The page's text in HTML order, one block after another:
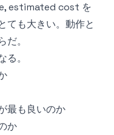
estimated cost を
ても大きい。動作と
。
。
最も良いのか
か